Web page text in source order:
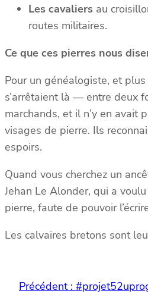
Les cavaliers au
routes militaires.
Ce que ces pierres nous
Pour un généalogiste, et
s’arrêtaient là — entre deux
marchands, et il n’y en avait
visages de pierre. Ils
espoirs.
Quand vous cherchez un
Jehan Le Alonder, qui a
pierre, faute de pouvoir
Les calvaires bretons sont
Précédent :